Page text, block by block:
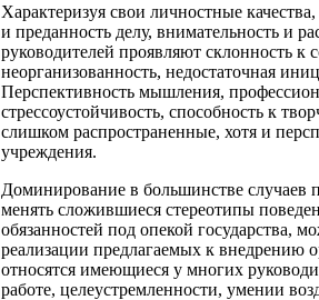
Характеризуя свои личностные
и преданность делу, внимательность и
руководителей проявляют склонность
неорганизованность, недостаточная
Перспективность мышления,
стрессоустойчивость, способность к
слишком распространенные, хотя и
учреждения.
Доминирование в большинстве случаев
менять сложившиеся стереотипы
обязанностей под опекой государства,
реализации предлагаемых к внедрению
относятся имеющиеся у многих
работе, целеустремленности, умении